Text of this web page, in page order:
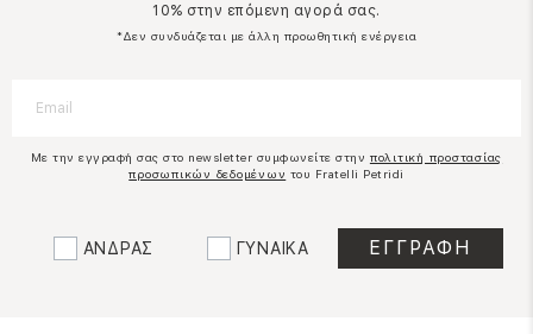
10% στην επόμενη αγορά σας.
*Δεν συνδυάζεται με άλλη προωθητική ενέργεια
Με την εγγραφή σας στο newsletter συμφωνείτε στην πολιτική προστασίας
προσωπικών δεδομένων του Fratelli Petridi
ΑΝΔΡΑΣ ΓΥΝΑΙΚΑ